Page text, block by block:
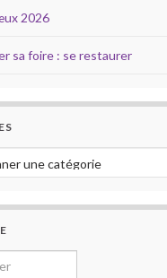
2026
sa foire : se restaurer